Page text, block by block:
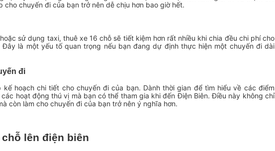
cho chuyến đi của bạn trở nên dễ chịu hơn bao giờ hết.
sử dụng taxi, thuê xe 16 chỗ sẽ tiết kiệm hơn rất nhiều khi chia đều chi phí cho
là một yếu tố quan trọng nếu bạn đang dự định thực hiện một chuyến đi dài
đi
hoạch chi tiết cho chuyến đi của bạn. Dành thời gian để tìm hiểu về các điểm
hoạt động thú vị mà bạn có thể tham gia khi đến Điện Biên. Điều này không chỉ
còn làm cho chuyến đi của bạn trở nên ý nghĩa hơn.
lên điện biên